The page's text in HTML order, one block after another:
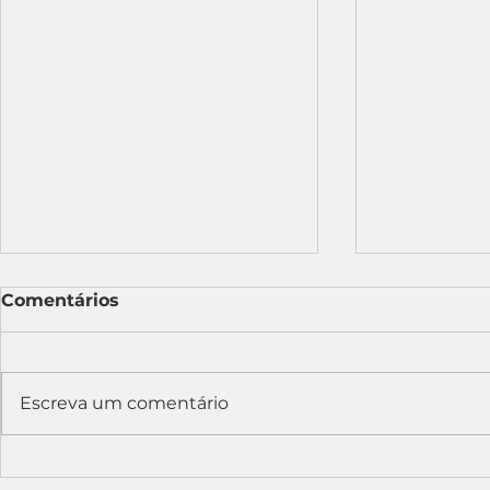
Comentários
Escreva um comentário